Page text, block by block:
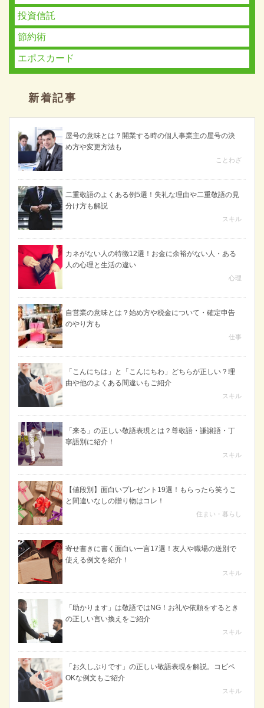
投資信託
節約術
エポスカード
新着記事
屋号の意味とは？開業する時の個人事業主の屋号の決
め方や変更方法も
ことわざ
二重敬語のよくある例5選！失礼な理由や二重敬語の見
分け方も解説
スキル
カネがない人の特徴12選！お金に余裕がない人・ある
人の心理と生活の違い
心理
自営業の意味とは？始め方や税金について・確定申告
のやり方も
仕事
「こんにちは」と「こんにちわ」どちらが正しい？理
由や他のよくある間違いもご紹介
スキル
「来る」の正しい敬語表現とは？尊敬語・謙譲語・丁
寧語別に紹介！
スキル
【値段別】面白いプレゼント19選！もらったら笑うこ
と間違いなしの贈り物はコレ！
住まい・暮らし
寄せ書きに書く面白い一言17選！友人や職場の送別で
使える例文を紹介！
スキル
「助かります」は敬語ではNG！お礼や依頼をするとき
の正しい言い換えをご紹介
スキル
「お久しぶりです」の正しい敬語表現を解説。コピペ
OKな例文もご紹介
スキル